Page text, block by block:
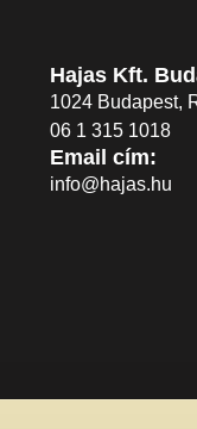
Hajas Kft.
1024 Budapest,
06 1 315 1018
Email cím:
info@hajas.hu